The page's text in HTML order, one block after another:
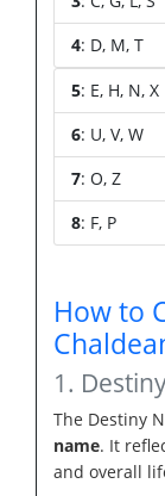
4: D, M, T
5: E, H, N, X
6: U, V, W
7: O, Z
8: F, P
How to
1.
The Destiny
name. It
and overall